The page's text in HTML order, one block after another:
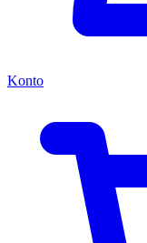
Konto